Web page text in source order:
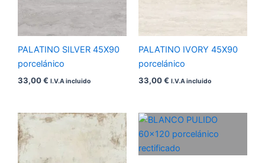
PALATINO SILVER 45X90
porcelánico
33,00€ I.V.A incluido
PALATINO IVORY 45X90
porcelánico
33,00€ I.V.A incluido